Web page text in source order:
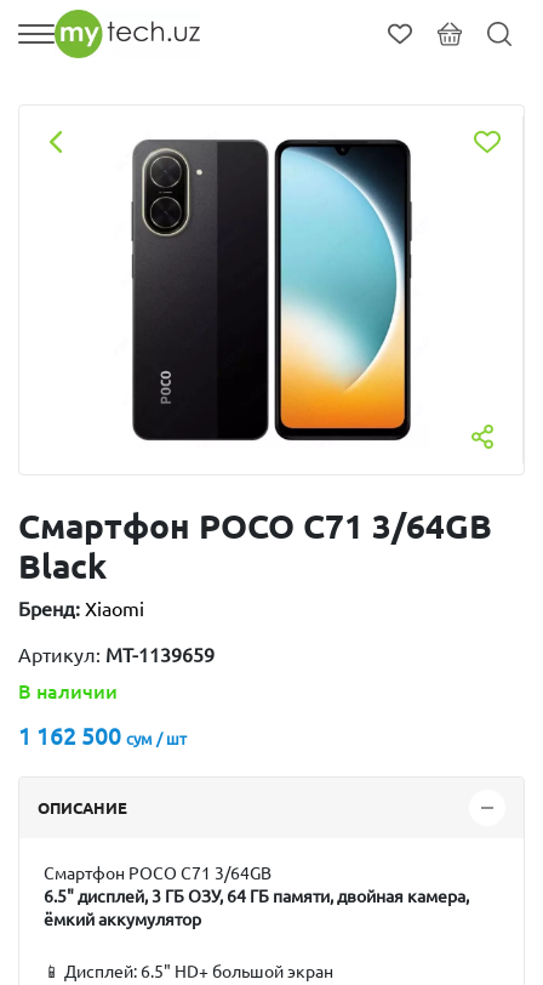
Смартфон POCO C71 3/64GB
Black
Бренд: Xiaomi
Артикул: MT-1139659
В наличии
1 162 500 сум / шт
ОПИСАНИЕ
Смартфон POCO C71 3/64GB
6.5" дисплей, 3 ГБ ОЗУ, 64 ГБ памяти, двойная камера,
ёмкий аккумулятор
📱 Дисплей: 6.5" HD+ большой экран